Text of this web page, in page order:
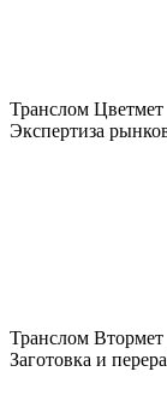
Транслом Цветмет
Экспертиза
Транслом Втормет
Заготовка и